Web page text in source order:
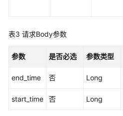
附
表3 请求Body参数
参数 是否必选 参数类型
end_time 否 Long
start_time 否 Long